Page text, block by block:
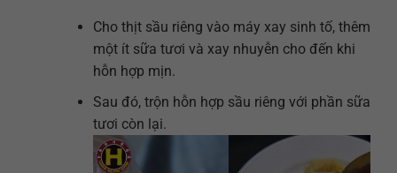
Cho thịt sầu riêng vào máy xay sinh tố, thêm
một ít sữa tươi và xay nhuyễn cho đến khi
hỗn hợp mịn.
Sau đó, trộn hỗn hợp sầu riêng với phần sữa
tươi còn lại.